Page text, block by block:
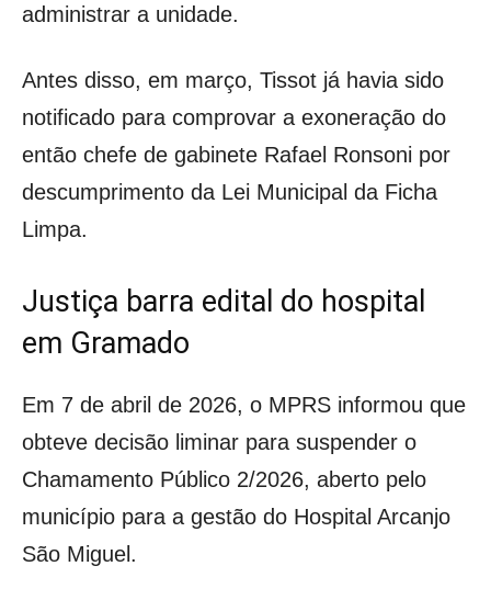
administrar a unidade.
Antes disso, em março, Tissot já havia sido
notificado para comprovar a exoneração do
então chefe de gabinete Rafael Ronsoni por
descumprimento da Lei Municipal da Ficha
Limpa.
Justiça barra edital do hospital
em Gramado
Em 7 de abril de 2026, o MPRS informou que
obteve decisão liminar para suspender o
Chamamento Público 2/2026, aberto pelo
município para a gestão do Hospital Arcanjo
São Miguel.